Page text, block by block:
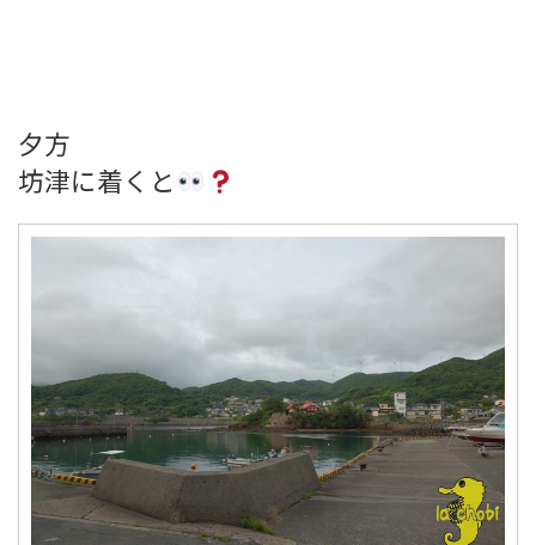
夕方
坊津に着くと